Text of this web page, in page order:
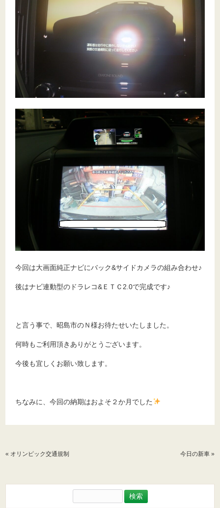
今回は大画面純正ナビにバック&サイドカメラの組み合わせ♪
後はナビ連動型のドラレコ&ＥＴＣ2.0で完成です♪
と言う事で、昭島市のＮ様お待たせいたしました。
何時もご利用頂きありがとうございます。
今後も宜しくお願い致します。
ちなみに、今回の納期はおよそ２か月でした
« オリンピック交通規制 今日の新車»
索: